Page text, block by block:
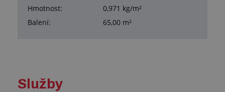
Hmotnost:
0,971 kg/m²
Balení:
65,00 m²
Služby